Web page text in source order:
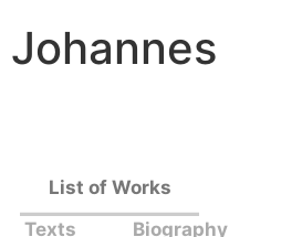
List of Works
Texts
Biography